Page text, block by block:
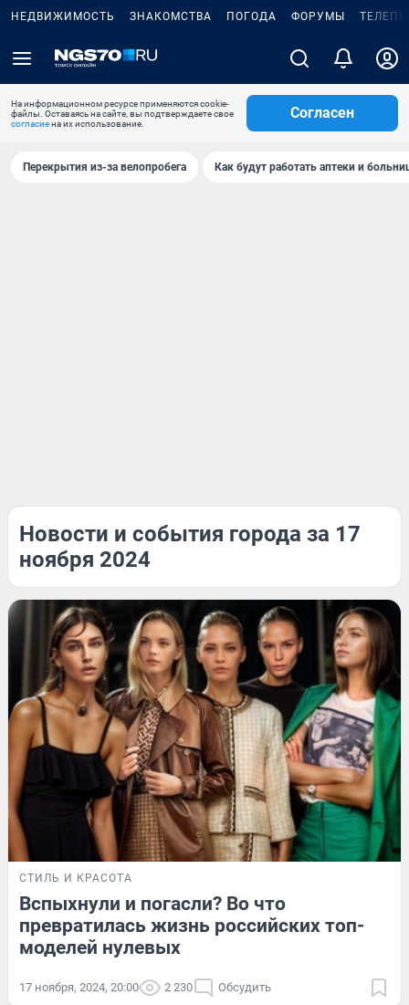
НЕДВИЖИМОСТЬ ЗНАКОМСТВА ПОГОДА ФОРУМЫ
На информационном ресурсе применяются cookie-
файлы. Оставаясь на сайте, вы подтверждаете свое
согласиена их использование.
Согласен
Перекрытия из-за велопробега Как будут работать аптеки и
Новости и события города за 17
ноября 2024
СТИЛЬ И КРАСОТА
Вспыхнули и погасли? Во что
превратилась жизнь российских топ-
моделей нулевых
17 ноября, 2024, 20:00 2 230 Обсудить